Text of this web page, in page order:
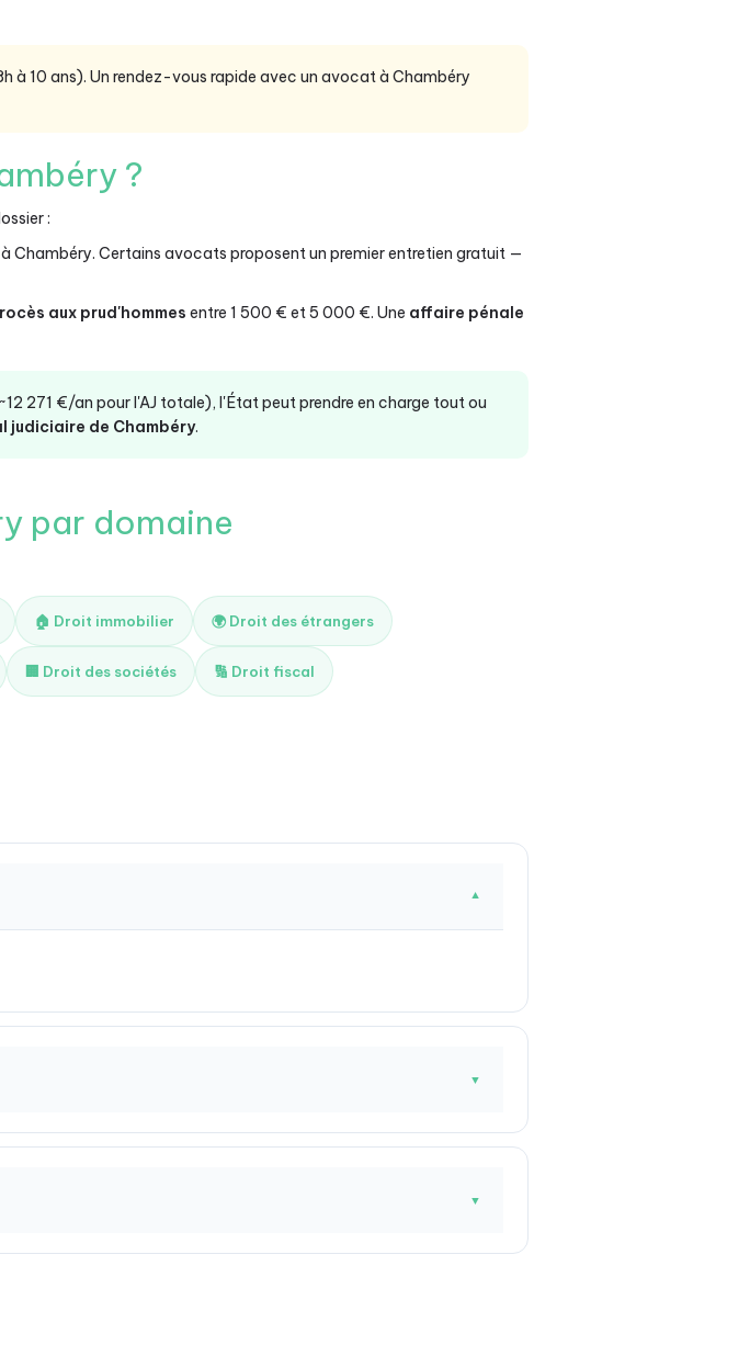
à 10 ans). Un rendez-vous rapide avec un avocat à Chambéry
?
:
à Chambéry. Certains avocats proposent un premier entretien gratuit —
aux prud'hommes entre 1 500 € et 5 000 €. Une affaire pénale
271 €/an pour l'AJ totale), l'État peut prendre en charge tout ou
judiciaire de Chambéry.
par domaine
🏠 Droit immobilier 🌍 Droit des étrangers
🏢 Droit des sociétés 🔢 Droit fiscal
▼
▼
▼